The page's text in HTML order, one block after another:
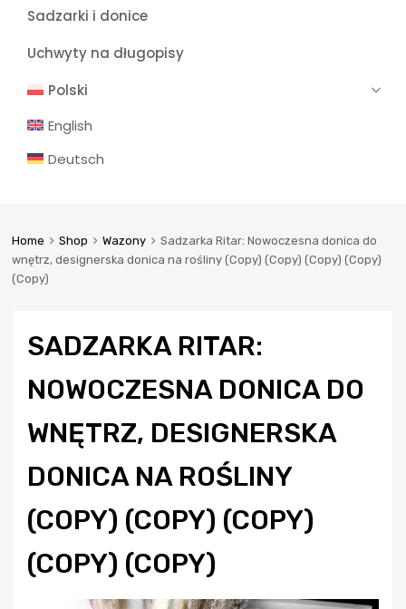
Sadzarki i donice
Uchwyty na długopisy
Polski
English
Deutsch
Home Shop Wazony
Sadzarka Ritar: Nowoczesna donica do
wnętrz, designerska donica na rośliny (Copy) (Copy) (Copy) (Copy)
(Copy)
SADZARKA RITAR:
NOWOCZESNA DONICA DO
WNĘTRZ, DESIGNERSKA
DONICA NA ROŚLINY
(COPY) (COPY) (COPY)
(COPY) (COPY)